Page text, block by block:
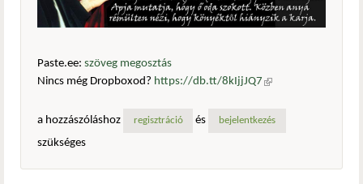
Paste.ee: szöveg megosztás
Nincs még Dropboxod? https://db.tt/8kIjjJQ7 (külső
a hozzászóláshoz
regisztráció és bejelentkezés
szükséges